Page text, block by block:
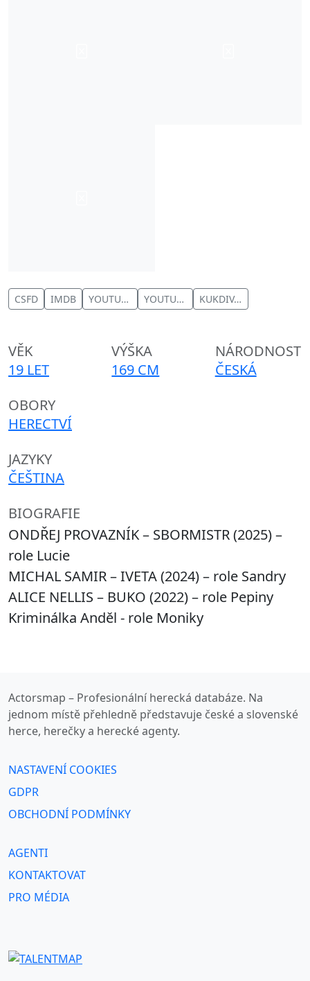
CSFD IMDB YOUTUBE YOUTUBE KUKDIVADLO
VĚK
19 LET
VÝŠKA
169 CM
NÁRODNOST
ČESKÁ
OBORY
HERECTVÍ
JAZYKY
ČEŠTINA
BIOGRAFIE
ONDŘEJ PROVAZNÍK – SBORMISTR (2025) –
role Lucie
MICHAL SAMIR – IVETA (2024) – role Sandry
ALICE NELLIS – BUKO (2022) – role Pepiny
Kriminálka Anděl - role Moniky
Actorsmap – Profesionální herecká databáze. Na
jednom místě přehledně představuje české a slovenské
herce, herečky a herecké agenty.
NASTAVENÍ COOKIES
GDPR
OBCHODNÍ PODMÍNKY
AGENTI
KONTAKTOVAT
PRO MÉDIA